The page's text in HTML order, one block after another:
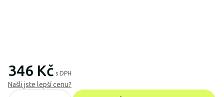
346 Kč s DPH
Našli jste lepší cenu?